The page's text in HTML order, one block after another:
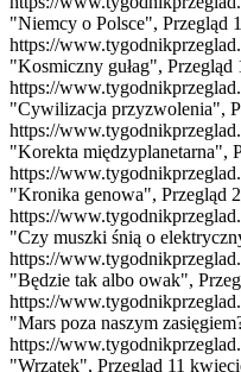
"Niemcy o Polsce", Przegląd
https://
"Kosmiczny gułag", Przegląd
https://
"Cywilizacja przyzwolenia",
https://
"Korekta międzyplanetarna",
https://
"Kronika genowa", Przegląd
https://
"Czy muszki śnią o
https://
"Będzie tak albo owak",
https://
"Mars poza naszym
https://
"Wrzątek", Przegląd 11